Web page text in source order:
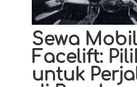
Sewa
Facelift:
untuk